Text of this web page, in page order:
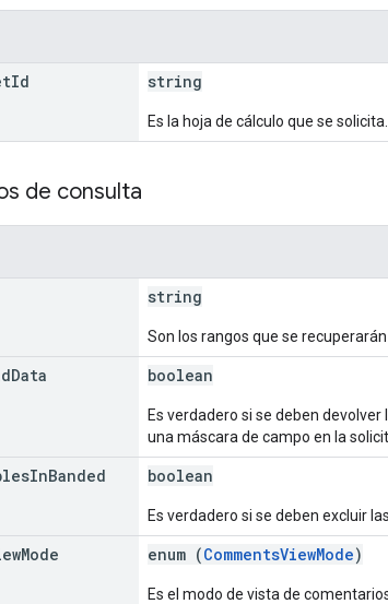
Id string
Es la hoja de cálculo que se solicita.
de consulta
string
Son los rangos que se recuperarán
Data boolean
Es verdadero si se deben
una máscara de campo en la
InBanded
boolean
Es verdadero si se deben excluir
Mode enum (CommentsViewMode)
Es el modo de vista de